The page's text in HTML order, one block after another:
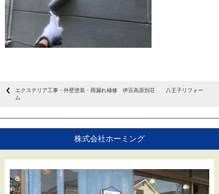
エクステリア工事・外壁塗装・雨漏れ補修 伊豆高原別荘 八王子リフォー
ム
株式会社ホーミング